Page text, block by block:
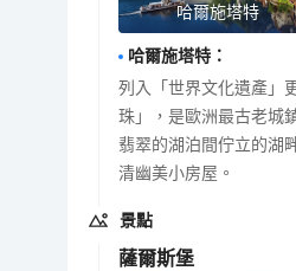
哈爾施塔特
哈爾施塔特 ：
列入「世界文化遺產」
珠」，是歐洲最古老城
翡翠的湖泊間佇立的湖
清幽美小房屋。
景點
薩爾斯堡